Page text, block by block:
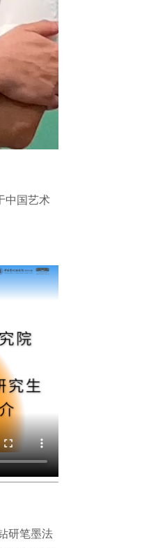
中国艺术
研笔墨法